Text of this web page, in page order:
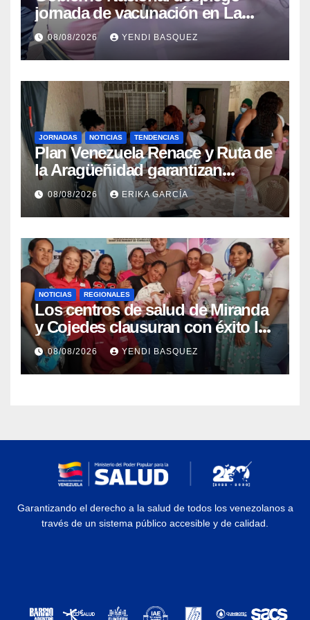
jornada de vacunación en La
Guaira para garantizar protección
epidemiológica
08/08/2026 YENDI BASQUEZ
JORNADAS NOTICIAS TENDENCIAS
Plan Venezuela Renace y Ruta de
la Aragüeñidad garantizan
atención médica integral en
Aragua
08/08/2026 ERIKA GARCÍA
NOTICIAS REGIONALES
Los centros de salud de Miranda
y Cojedes clausuran con éxito la
Semana Mundial de la Lactancia
Materna
08/08/2026 YENDI BASQUEZ
Garantizando el derecho a la salud de todos los venezolanos a
través de un sistema público accesible y de calidad.